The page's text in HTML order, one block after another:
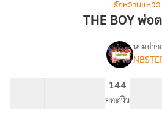
พ่อ
รักหวานแหวว
THE BOY พ่อ
เรื่อง
นามปาก
144
ยอดวิว